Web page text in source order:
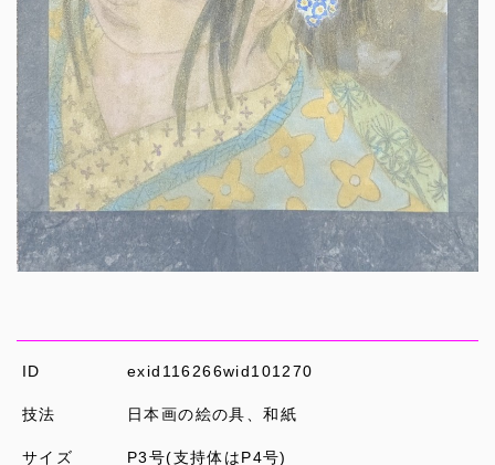
ID exid116266wid101270
技法 日本画の絵の具、和紙
サイズ P3号(支持体はP4号)